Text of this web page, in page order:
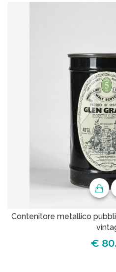
Contenitore metallico
€